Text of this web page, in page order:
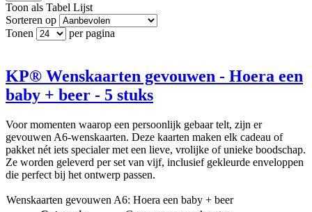
De Baby collectie is zacht, lief en vol schattige details. Perfect voor
Toon als Tabel Lijst
Sorteren op
Tonen
per pagina
KP® Wenskaarten gevouwen - Hoera een
baby + beer - 5 stuks
Voor momenten waarop een persoonlijk gebaar telt, zijn er
gevouwen A6-wenskaarten. Deze kaarten maken elk cadeau of
pakket nét iets specialer met een lieve, vrolijke of unieke boodschap.
Ze worden geleverd per set van vijf, inclusief gekleurde enveloppen
die perfect bij het ontwerp passen.
Wenskaarten gevouwen A6: Hoera een baby + beer